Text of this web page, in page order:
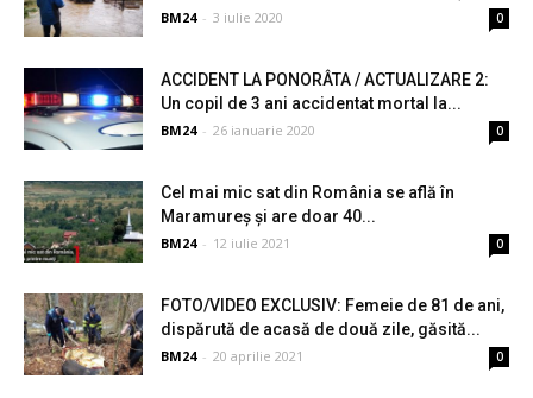
BM24 - 3 iulie 2020 0
ACCIDENT LA PONORÂTA / ACTUALIZARE 2:
Un copil de 3 ani accidentat mortal la...
BM24 - 26 ianuarie 2020 0
Cel mai mic sat din România se află în
Maramureş şi are doar 40...
BM24 - 12 iulie 2021 0
FOTO/VIDEO EXCLUSIV: Femeie de 81 de ani,
dispărută de acasă de două zile, găsită...
BM24 - 20 aprilie 2021 0